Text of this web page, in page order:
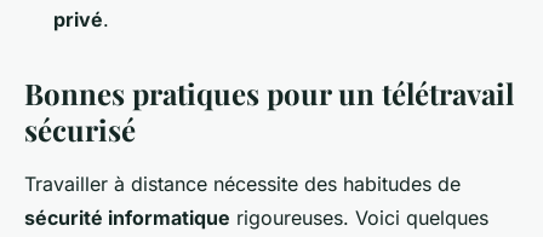
privé.
Bonnes pratiques pour un télétravail
sécurisé
Travailler à distance nécessite des habitudes de
sécurité informatique rigoureuses. Voici quelques